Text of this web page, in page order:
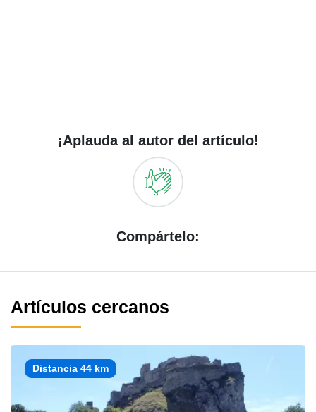
¡Aplauda al autor del artículo!
Compártelo:
Artículos cercanos
Distancia 44 km